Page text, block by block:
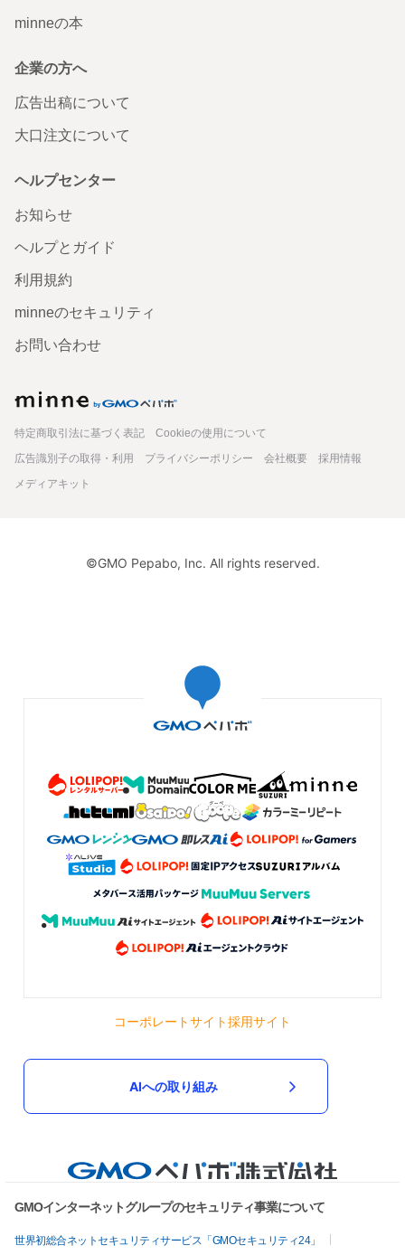
minneの本
企業の方へ
広告出稿について
大口注文について
ヘルプセンター
お知らせ
ヘルプとガイド
利用規約
minneのセキュリティ
お問い合わせ
特定商取引法に基づく表記
Cookieの使用について
広告識別子の取得・利用
プライバシーポリシー 会社概要
採用情報
メディアキット
©GMO Pepabo, Inc. All rights reserved.
コーポレートサイト採用サイト
AIへの取り組み
GMOインターネットグループのセキュリティ事業について
世界初総合ネットセキュリティサービス「GMOセキュリティ24」